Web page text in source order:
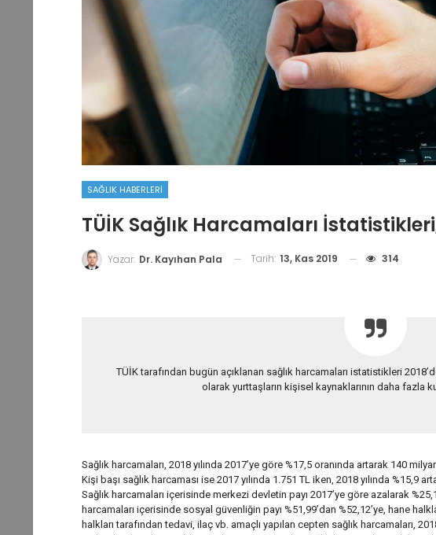
SAĞLIK HABERLERI
TÜİK Sağlık Harcamaları
Yazar: Dr. Kayıhan Pala Tarih: 13, Kas 2019 314
TÜİK tarafından bugün açıklanan sağlık harcamaları istatistikleri
olarak yurttaşların kişisel kaynaklarının daha fazla
Sağlık harcamaları, 2018 yılında 2017’ye göre %17,5 oranında artarak 140
Kişi başı sağlık harcaması ise 2017 yılında 1.751 TL iken, 2018 yılında %15,9
Sağlık harcamaları içerisinde merkezi devletin payı 2017’ye göre azalarak
harcamaları içerisinde sosyal güvenliğin payı %51,99’dan %52,12’ye, hane
halkları tarafından tedavi, ilaç vb. amaçlı yapılan cepten sağlık harcamaları,